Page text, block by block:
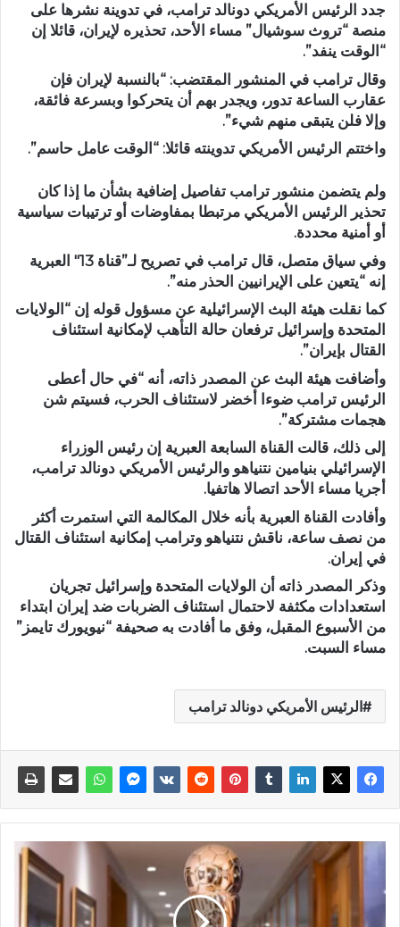
جدد الرئيس الأمريكي دونالد ترامب، في تدوينة نشرها على
منصة “تروث سوشيال” مساء الأحد، تحذيره لإيران، قائلا إن
“الوقت ينفد”.
وقال ترامب في المنشور المقتضب: “بالنسبة لإيران فإن
عقارب الساعة تدور، ويجدر بهم أن يتحركوا وبسرعة فائقة،
وإلا فلن يتبقى منهم شيء”.
واختتم الرئيس الأمريكي تدوينته قائلا: “الوقت عامل حاسم”.
ولم يتضمن منشور ترامب تفاصيل إضافية بشأن ما إذا كان
تحذير الرئيس الأمريكي مرتبطا بمفاوضات أو ترتيبات سياسية
أو أمنية محددة.
وفي سياق متصل، قال ترامب في تصريح لـ”قناة 13″ العبرية
إنه “يتعين على الإيرانيين الحذر منه”.
كما نقلت هيئة البث الإسرائيلية عن مسؤول قوله إن “الولايات
المتحدة وإسرائيل ترفعان حالة التأهب لإمكانية استئناف
القتال بإيران”.
وأضافت هيئة البث عن المصدر ذاته، أنه “في حال أعطى
الرئيس ترامب ضوءا أخضر لاستئناف الحرب، فسيتم شن
هجمات مشتركة”.
إلى ذلك، قالت القناة السابعة العبرية إن رئيس الوزراء
الإسرائيلي بنيامين نتنياهو والرئيس الأمريكي دونالد ترامب،
أجريا مساء الأحد اتصالا هاتفيا.
وأفادت القناة العبرية بأنه خلال المكالمة التي استمرت أكثر
من نصف ساعة، ناقش نتنياهو وترامب إمكانية استئناف القتال
في إيران.
وذكر المصدر ذاته أن الولايات المتحدة وإسرائيل تجريان
استعدادات مكثفة لاحتمال استئناف الضربات ضد إيران ابتداء
من الأسبوع المقبل، وفق ما أفادت به صحيفة “نيويورك تايمز”
مساء السبت.
الرئيس الأمريكي دونالد ترامب